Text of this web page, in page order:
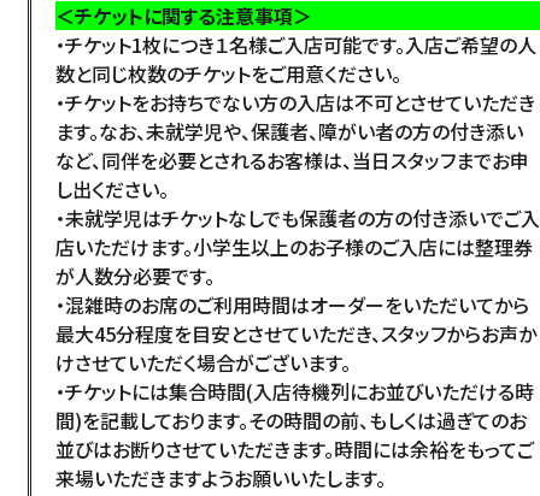
＜チケットに関する注意事項＞
・チケット1枚につき１名様ご入店可能です。入店ご希望の人
数と同じ枚数のチケットをご用意ください。
・チケットをお持ちでない方の入店は不可とさせていただき
ます。なお、未就学児や、保護者、障がい者の方の付き添い
など、同伴を必要とされるお客様は、当日スタッフまでお申
し出ください。
・未就学児はチケットなしでも保護者の方の付き添いでご入
店いただけます。小学生以上のお子様のご入店には整理券
が人数分必要です。
・混雑時のお席のご利用時間はオーダーをいただいてから
最大45分程度を目安とさせていただき、スタッフからお声か
けさせていただく場合がございます。
・チケットには集合時間(入店待機列にお並びいただける時
間)を記載しております。その時間の前、もしくは過ぎてのお
並びはお断りさせていただきます。時間には余裕をもってご
来場いただきますようお願いいたします。